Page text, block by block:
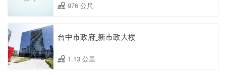
976 公尺
台中市政府ˍ新市政大楼
1.13 公里